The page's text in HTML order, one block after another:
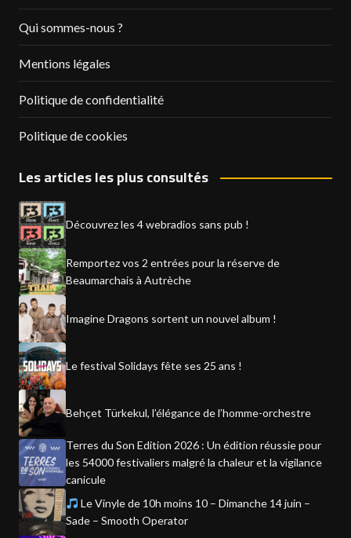
Qui sommes-nous ?
Mentions légales
Politique de confidentialité
Politique de cookies
Les articles les plus consultés
Découvrez les 4 webradios sans pub !
Remportez vos 2 entrées pour la réserve de
Beaumarchais à Autrèche
Imagine Dragons sortent un nouvel album !
Le festival Solidays fête ses 25 ans !
Behçet Türkekul, l’élégance de l’homme-orchestre
Terres du Son Edition 2026 : Un édition réussie pour
les 54000 festivaliers malgré la chaleur et la vigilance
canicule
Le Vinyle de 10h moins 10 – Dimanche 14 juin –
Sade – Smooth Operator